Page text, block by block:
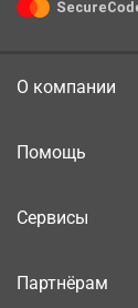
О компании
Помощь
Сервисы
Партнёрам